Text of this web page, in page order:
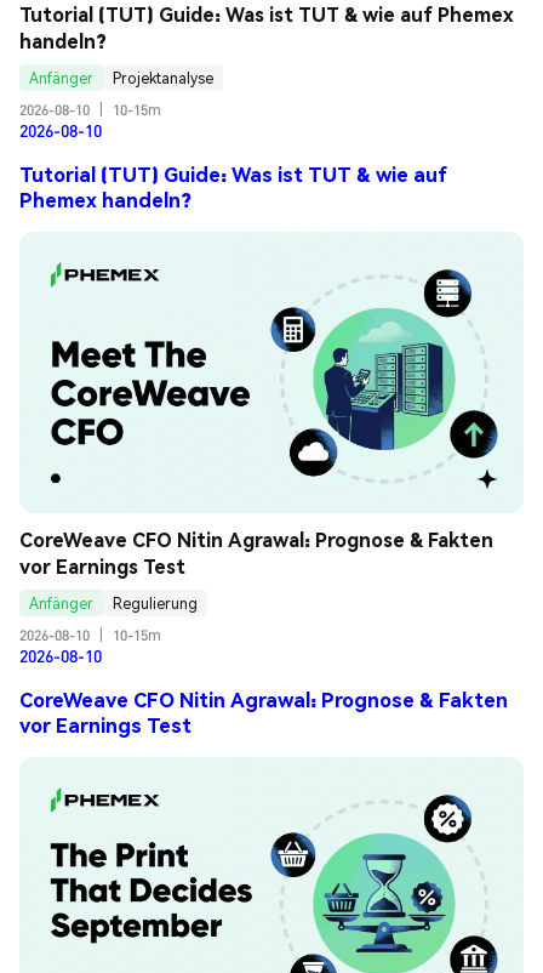
Tutorial (TUT) Guide: Was ist TUT & wie auf Phemex
handeln?
Anfänger
Projektanalyse
2026-08-10
10-15m
2026-08-10
Tutorial (TUT) Guide: Was ist TUT & wie auf
Phemex handeln?
CoreWeave CFO Nitin Agrawal: Prognose & Fakten
vor Earnings Test
Anfänger
Regulierung
2026-08-10
10-15m
2026-08-10
CoreWeave CFO Nitin Agrawal: Prognose & Fakten
vor Earnings Test